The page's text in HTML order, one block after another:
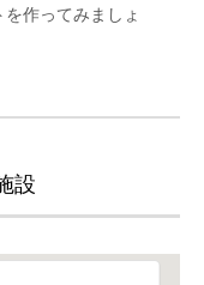
作ってみましょ
設